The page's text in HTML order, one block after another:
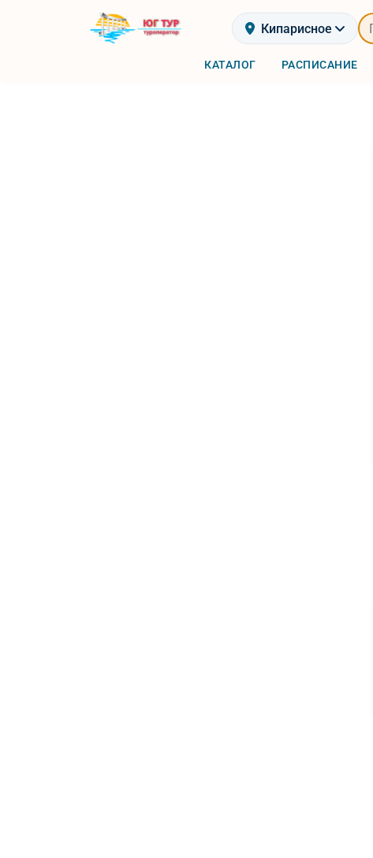
Кипарисное
КАТАЛОГ РАСПИСАНИЕ